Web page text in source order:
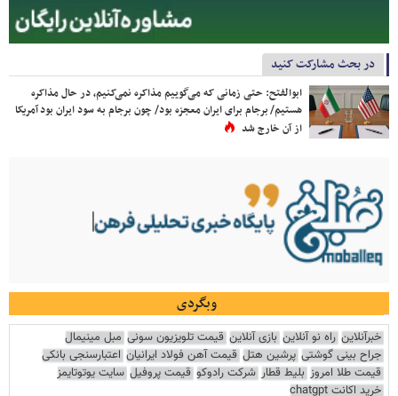
در بحث مشارکت کنید
ابوالفتح: حتی زمانی که می‌گوییم مذاکره نمی‌کنیم، در حال مذاکره
هستیم/ برجام برای ایران معجزه بود/ چون برجام به سود ایران بود آمریکا
از آن خارج شد
وبگردی
خبرآنلاین راه نو آنلاین بازی آنلاین قیمت تلویزیون سونی مبل مینیمال
جراح بینی گوشتی پرشین هتل قیمت آهن فولاد ایرانیان اعتبارسنجی بانکی
قیمت طلا امروز بلیط قطار شرکت رادوکو قیمت پروفیل سایت یوتوتایمز
خرید اکانت chatgpt